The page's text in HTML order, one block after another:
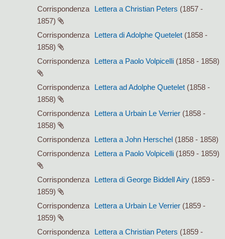
Corrispondenza
Lettera a Christian Peters (1857 -
1857)
Corrispondenza
Lettera di Adolphe Quetelet (1858 -
1858)
Corrispondenza
Lettera a Paolo Volpicelli (1858 - 1858)
Corrispondenza Lettera ad Adolphe Quetelet (1858 -
1858)
Corrispondenza
Lettera a Urbain Le Verrier (1858 -
1858)
Corrispondenza
Lettera a John Herschel (1858 - 1858)
Corrispondenza
Lettera a Paolo Volpicelli (1859 - 1859)
Corrispondenza Lettera di George Biddell Airy (1859 -
1859)
Corrispondenza
Lettera a Urbain Le Verrier (1859 -
1859)
Corrispondenza
Lettera a Christian Peters (1859 -